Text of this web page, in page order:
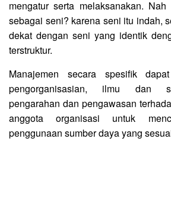
mengatur serta melaksanakan.
sebagai seni? karena seni itu indah,
dekat dengan seni yang identik
terstruktur.
Manajemen secara spesifik
pengorganisasian, ilmu dan
pengarahan dan pengawasan
anggota organisasi untuk
penggunaan sumber daya yang